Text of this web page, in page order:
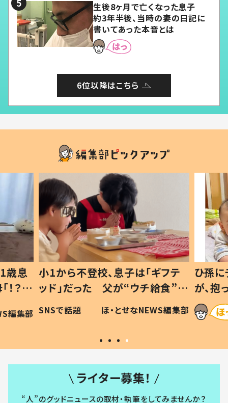
生後8ヶ月で亡くなった息子
約3年半後、当時の妻の日記に
書いてあった本音とは
6位以降はこちら
歳息
？」
編集部
小1から不登校、息子は「ギフテ
ッド」だった 父が“ウチ給食”を
作り続ける理由とは #令和の親
#令和の子
SNSで話題 ほ・とせなNEWS編集部
ひ孫
が、
「涙が
い」
ライター募集！
“人”のグッドニュースの取材・執筆をしてみませんか？